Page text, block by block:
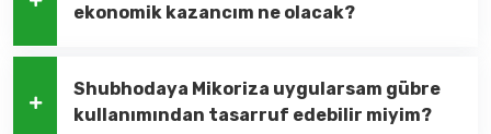
ekonomik kazancım ne olacak?
Shubhodaya Mikoriza uygularsam gübre
kullanımından tasarruf edebilir miyim?